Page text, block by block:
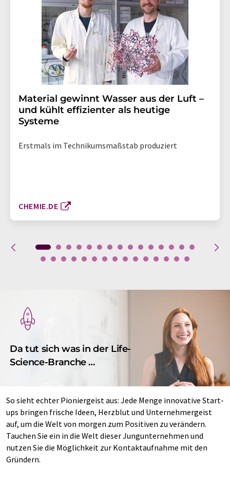
Material gewinnt Wasser aus der Luft –
und kühlt effizienter als heutige
Systeme
Erstmals im Technikumsmaßstab produziert
CHEMIE.DE
Da tut sich was in der Life-
Science-Branche …
So sieht echter Pioniergeist aus: Jede Menge innovative Start-
ups bringen frische Ideen, Herzblut und Unternehmergeist
auf, um die Welt von morgen zum Positiven zu verändern.
Tauchen Sie ein in die Welt dieser Jungunternehmen und
nutzen Sie die Möglichkeit zur Kontaktaufnahme mit den
Gründern.